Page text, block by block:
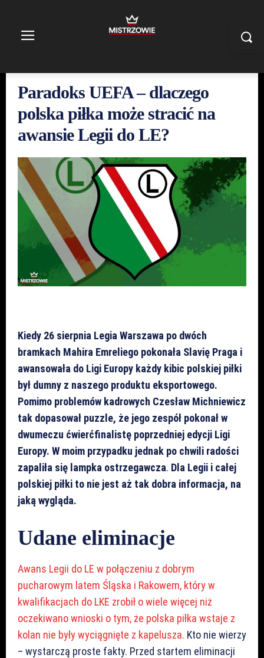
Paradoks UEFA – dlaczego
polska piłka może stracić na
awansie Legii do LE?
Kiedy 26 sierpnia Legia Warszawa po dwóch
bramkach Mahira Emreliego pokonała Slavię Praga i
awansowała do Ligi Europy każdy kibic polskiej piłki
był dumny z naszego produktu eksportowego.
Pomimo problemów kadrowych Czesław Michniewicz
tak dopasował puzzle, że jego zespół pokonał w
dwumeczu ćwierćfinalistę poprzedniej edycji Ligi
Europy. W moim przypadku jednak po chwili radości
zapaliła się lampka ostrzegawcza. Dla Legii i całej
polskiej piłki to nie jest aż tak dobra informacja, na
jaką wygląda.
Udane eliminacje
Awans Legii do LE w połączeniu z dobrym
pucharowym latem Śląska i Rakowem, który w
kwalifikacjach do LKE zrobił o wiele więcej niż
oczekiwano wnioski o tym, że polska piłka wstaje z
kolan nie były wyciągnięte z kapelusza. Kto nie wierzy
– wystarczą proste fakty. Przed startem eliminacji